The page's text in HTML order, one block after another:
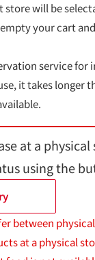
will be
your cart
service for
it takes longer
at a
using the
between
at a physical